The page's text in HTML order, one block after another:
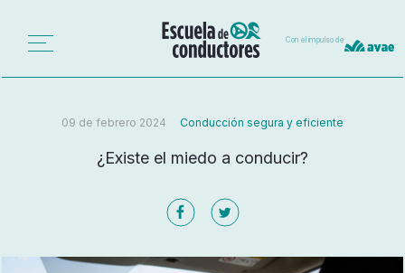
Con el impulso de
09 de febrero 2024 Conducción segura y eficiente
¿Existe el miedo a conducir?